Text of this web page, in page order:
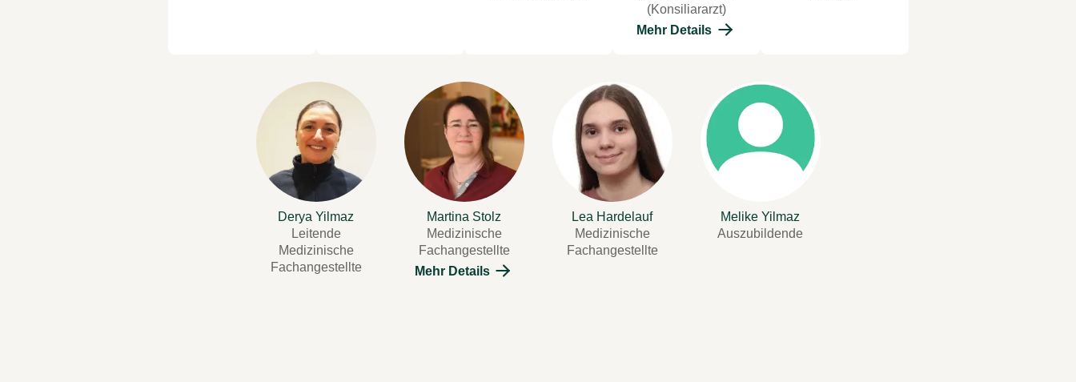
(Konsiliararzt)
Mehr Details
Derya Yilmaz
Leitende
Medizinische
Fachangestellte
Martina Stolz
Medizinische
Fachangestellte
Mehr Details
Lea Hardelauf
Medizinische
Fachangestellte
Melike Yilmaz
Auszubildende